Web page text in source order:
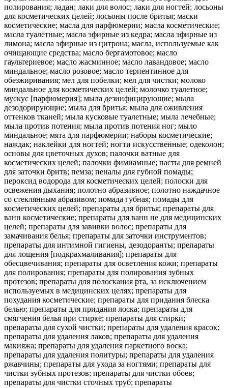
полирования; ладан; лаки для волос; лаки для ногтей; лосьоны
для косметических целей; лосьоны после бритья; маски
косметические; масла для парфюмерии; масла косметические;
масла туалетные; масла эфирные из кедра; масла эфирные из
лимона; масла эфирные из цитрона; масла, используемые как
очищающие средства; масло бергамотовое; масло
гаультериевое; масло жасминное; масло лавандовое; масло
миндальное; масло розовое; масло терпентинное для
обезжиривания; мел для побелки; мел для чистки; молоко
миндальное для косметических целей; молочко туалетное;
мускус [парфюмерия]; мыла дезинфицирующие; мыла
дезодорирующие; мыла для бритья; мыла для оживления
оттенков тканей; мыла кусковые туалетные; мыла лечебные;
мыла против потения; мыла против потения ног; мыло
миндальное; мята для парфюмерии; наборы косметические;
наждак; наклейки для ногтей; ногти искусственные; одеколон;
основы для цветочных духов; палочки ватные для
косметических целей; палочки фимиамные; пасты для ремней
для заточки бритв; пемза; пеналы для губной помады;
пероксид водорода для косметических целей; полоски для
освежения дыхания; полотно абразивное; полотно наждачное
со стеклянным абразивом; помада губная; помады для
косметических целей; препараты для бритья; препараты для
ванн косметические; препараты для ванн не для медицинских
целей; препараты для завивки волос; препараты для
замачивания белья; препараты для заточки инструментов;
препараты для интимной гигиены, дезодоранты; препараты
для лощения [подкрахмаливания]; препараты для
обесцвечивания; препараты для осветления кожи; препараты
для полирования; препараты для полирования зубных
протезов; препараты для полоскания рта, за исключением
используемых в медицинских целях; препараты для
похудания косметические; препараты для придания блеска
белью; препараты для придания лоска; препараты для
смягчения белья при стирке; препараты для стирки;
препараты для сухой чистки; препараты для удаления красок;
препараты для удаления лаков; препараты для удаления
макияжа; препараты для удаления паркетного воска;
препараты для удаления политуры; препараты для удаления
ржавчины; препараты для ухода за ногтями; препараты для
чистки зубных протезов; препараты для чистки обоев;
препараты для чистки сточных труб; препараты